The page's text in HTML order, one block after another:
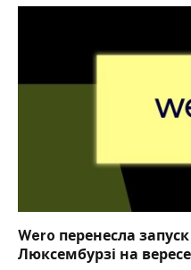
Wero перенесла
Люксембурзі на